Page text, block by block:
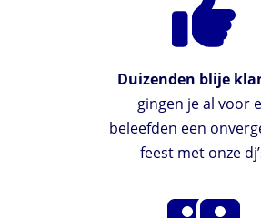
Duizenden blije
gingen je al voor
beleefden een
feest met onze